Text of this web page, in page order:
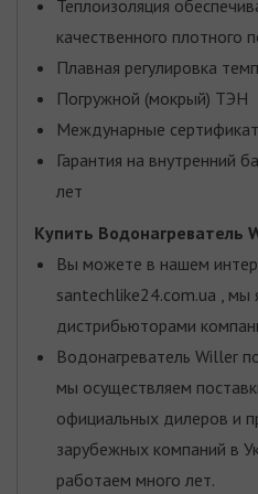
Теплоизоляция
качественного плотного
Плавная регулировка
Погружной (мокрый) ТЭН
Междунарные
Гарантия на внутренний
лет
Купить Водонагреватель
Вы можете в нашем
santechlike24.com.ua , мы
дистрибьюторами
Водонагреватель Willer
мы осуществляем
официальных дилеров и
зарубежных компаний в
работаем много лет.